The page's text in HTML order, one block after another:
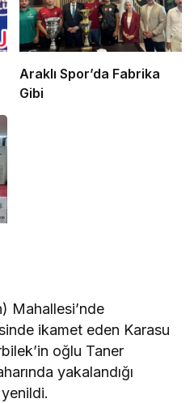
Araklı Spor’da Fabrika
Gibi
Mahallesi’nde
ikamet eden Karasu
oğlu Taner
yakalandığı